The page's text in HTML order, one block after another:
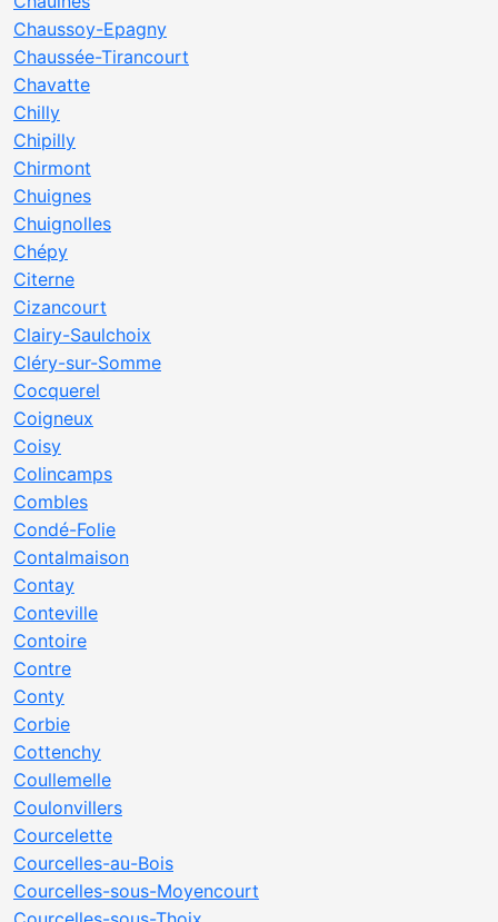
Chaussoy-Epagny
Chaussée-Tirancourt
Chavatte
Chilly
Chipilly
Chirmont
Chuignes
Chuignolles
Chépy
Citerne
Cizancourt
Clairy-Saulchoix
Cléry-sur-Somme
Cocquerel
Coigneux
Coisy
Colincamps
Combles
Condé-Folie
Contalmaison
Contay
Conteville
Contoire
Contre
Conty
Corbie
Cottenchy
Coullemelle
Coulonvillers
Courcelette
Courcelles-au-Bois
Courcelles-sous-Moyencourt